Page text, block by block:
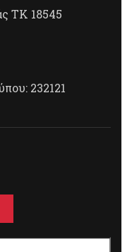
ΤΚ 18545
232121